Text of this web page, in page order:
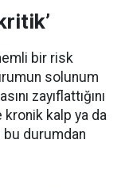
bir risk
solunum
zayıflattığını
kronik kalp ya da
bu durumdan